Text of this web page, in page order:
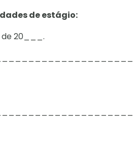
de estágio:
de 20___.